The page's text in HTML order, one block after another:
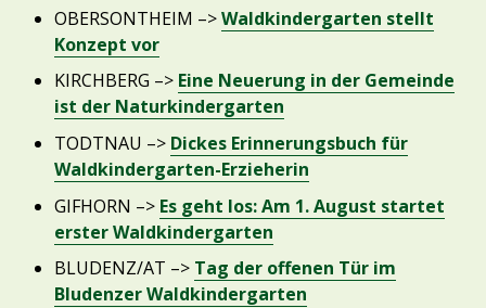
OBERSONTHEIM –>Waldkindergarten stellt
Konzept vor
KIRCHBERG –> Eine Neuerung in der Gemeinde
ist der Naturkindergarten
TODTNAU –> Dickes Erinnerungsbuch für
Waldkindergarten-Erzieherin
GIFHORN –> Es geht los: Am 1. August startet
erster Waldkindergarten
BLUDENZ/AT –> Tag der offenen Tür im
Bludenzer Waldkindergarten